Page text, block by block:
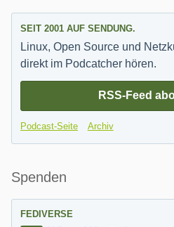
SEIT 2001 AUF SENDUNG.
Linux, Open Source und
direkt im Podcatcher hören.
RSS-Feed
Podcast-Seite Archiv
Spenden
FEDIVERSE